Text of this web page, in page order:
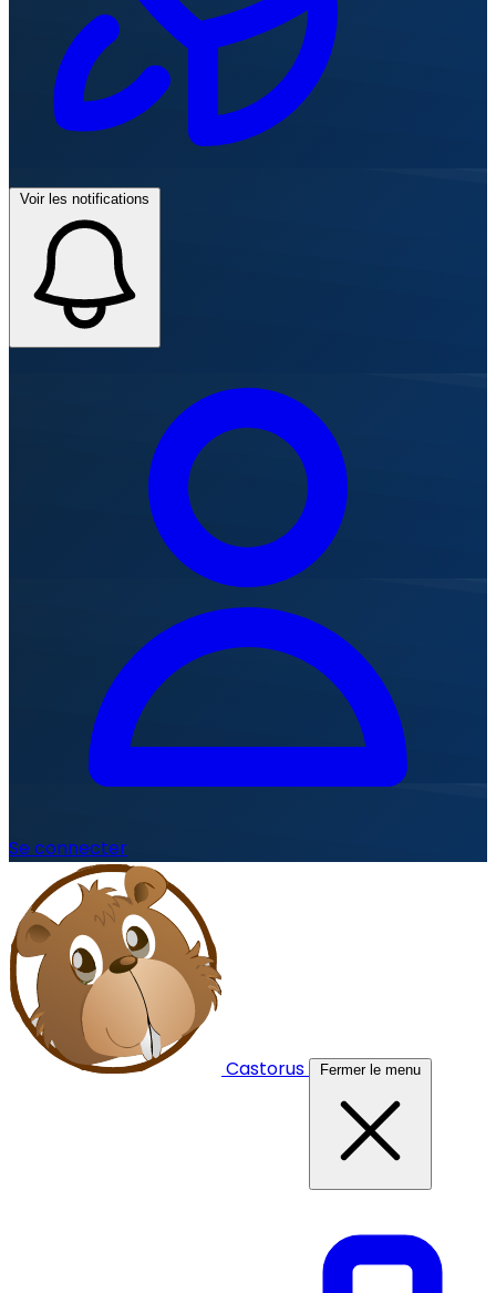
Voir les notifications
Se connecter
Castorus Fermer le menu